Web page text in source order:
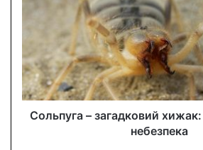
l
d
Сольпуга – загадковий
небезпека